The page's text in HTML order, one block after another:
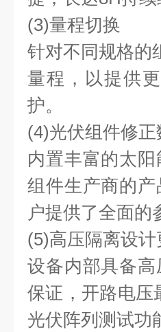
(3)量程切换
针对不同规格的
量程，以提供
护。
(4)光伏组件修正
内置丰富的太
组件⽣产商的
户提供了全⾯的
(5)⾼压隔离设计
设备内部具备
保证，开路电压
光伏阵列测试功